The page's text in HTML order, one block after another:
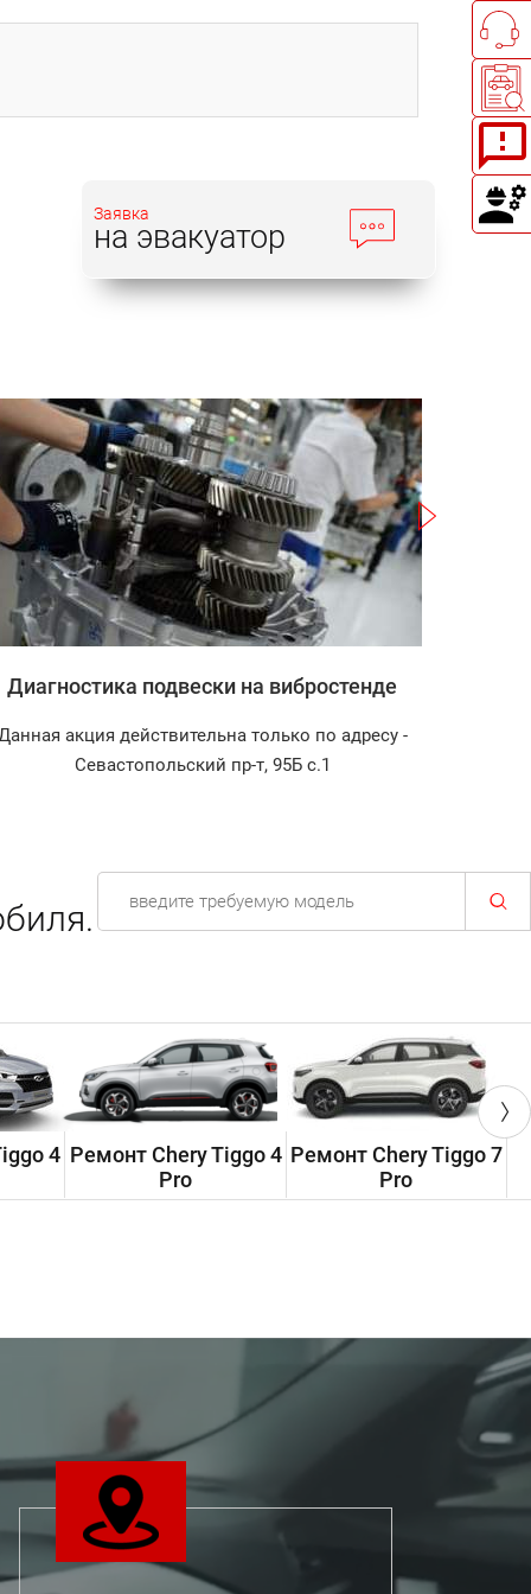
Заявка
на эвакуатор
Записаться
Диагностика подвески на вибростенде
акция действительна только по адресу -
Севастопольский пр-т, 95Б с.1
4 Ремонт Chery Tiggo 4
Pro
Ремонт Chery Tiggo 7
Pro